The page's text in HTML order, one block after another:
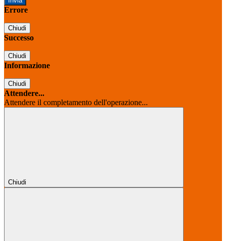
Errore
Chiudi
Successo
Chiudi
Informazione
Chiudi
Attendere...
Attendere il completamento dell'operazione...
Chiudi